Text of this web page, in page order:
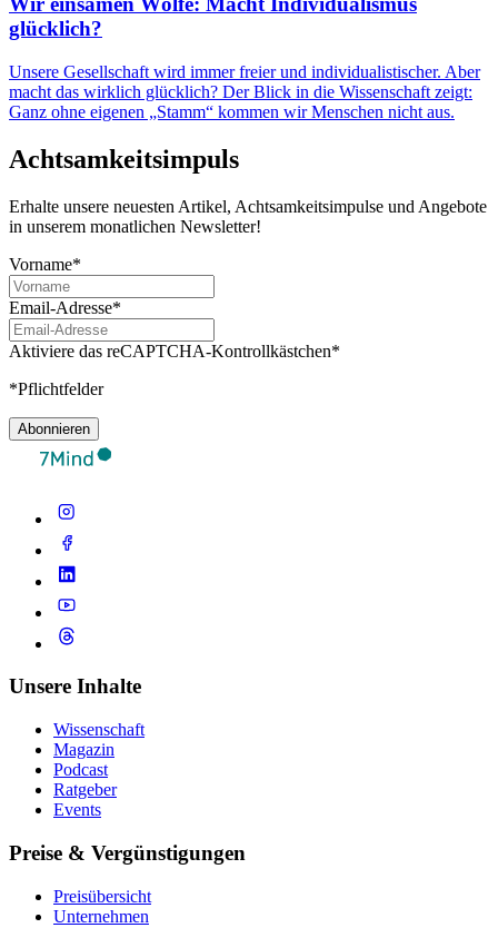
glücklich?
Unsere Gesellschaft wird immer freier und individualistischer. Aber
macht das wirklich glücklich? Der Blick in die Wissenschaft zeigt:
Ganz ohne eigenen „Stamm“ kommen wir Menschen nicht aus.
Achtsamkeitsimpuls
Erhalte unsere neuesten Artikel, Achtsamkeitsimpulse und Angebote
in unserem monatlichen Newsletter!
Vorname*
Email-Adresse*
Aktiviere das reCAPTCHA-Kontrollkästchen*
*Pflichtfelder
Abonnieren
Unsere Inhalte
Wissenschaft
Magazin
Podcast
Ratgeber
Events
Preise & Vergünstigungen
Preisübersicht
Unternehmen